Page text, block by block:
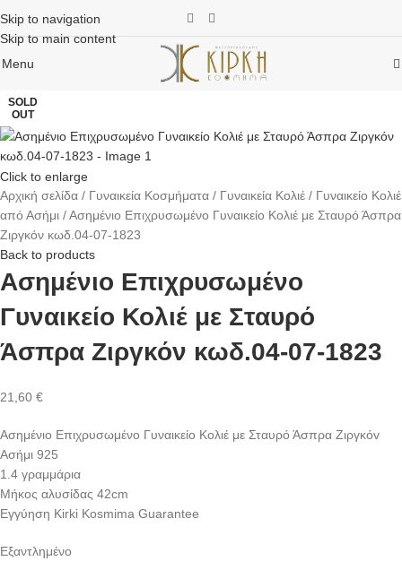
Skip to navigation
Skip to main content
Menu
SOLD
OUT
Click to enlarge
Αρχική σελίδα
Γυναικεία Κοσμήματα Γυναικεία Κολιέ
Γυναικείο Κολιέ
από Ασήμι
Ασημένιο Επιχρυσωμένο Γυναικείο Κολιέ με Σταυρό Άσπρα
Ζιργκόν κωδ.04-07-1823
Back to products
Ασημένιο Επιχρυσωμένο
Γυναικείο Κολιέ με Σταυρό
Άσπρα Ζιργκόν κωδ.04-07-1823
21,60 €
Ασημένιο Επιχρυσωμένο Γυναικείο Κολιέ με Σταυρό Άσπρα Ζιργκόv
Ασήμι 925
1.4 γραμμάρια
Μήκος αλυσίδας 42cm
Eγγύηση Kirki Kosmima Guarantee
Εξαντλημένο